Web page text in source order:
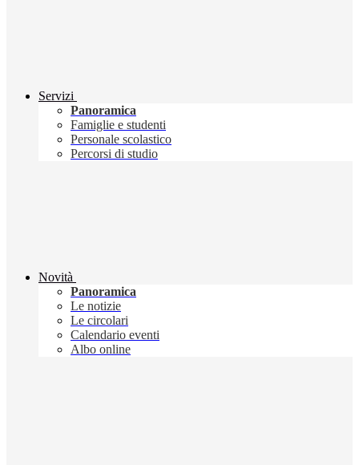
Servizi
Panoramica
Famiglie e studenti
Personale scolastico
Percorsi di studio
Novità
Panoramica
Le notizie
Le circolari
Calendario eventi
Albo online